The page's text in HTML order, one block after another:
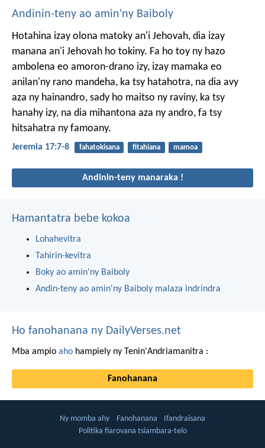
Andinin-teny ao amin'ny Baiboly
Hotahina izay olona matoky an'i Jehovah, dia izay
manana an'i Jehovah ho tokiny. Fa ho toy ny hazo
ambolena eo amoron-drano izy, izay mamaka eo
anilan'ny rano mandeha, ka tsy hatahotra, na dia avy
aza ny hainandro, sady ho maitso ny raviny, ka tsy
hanahy izy, na dia mihantona aza ny andro, fa tsy
hitsahatra ny famoany.
Jeremia 17:7-8 fahatokisana fitahiana mamoa
Andinin-teny manaraka !
Hamantatra bebe kokoa
Lohahevitra
Tahirin-kevitra
Boky ao amin'ny Baiboly
Andin-teny ao amin'ny Baiboly malaza indrindra
Ho fanohanana ny DailyVerses.net
Mba ampio aho hampiely ny Tenin'Andriamanitra :
Fanohanana
Ny momba ahy Fanohanana
Ifandraisana
Politika fiarovana tsiambara-telo